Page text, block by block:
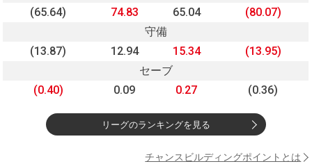
(65.64)
74.83 65.04
(80.07)
守備
(13.87)
12.94 15.34
(13.95)
セーブ
(0.40)
0.09 0.27 (0.36)
リーグのランキングを見る
チャンスビルディングポイントとは